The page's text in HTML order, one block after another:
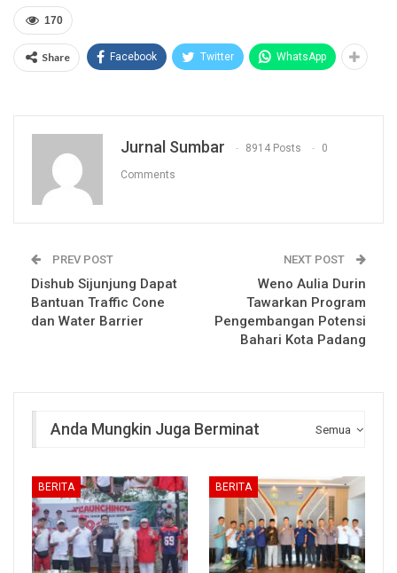
170
Share Facebook Twitter WhatsApp
Jurnal Sumbar 8914 Posts 0
Comments
PREV POST
Dishub Sijunjung Dapat
Bantuan Traffic Cone
dan Water Barrier
NEXT POST
Weno Aulia Durin
Tawarkan Program
Pengembangan Potensi
Bahari Kota Padang
Semua
Anda Mungkin Juga Berminat
BERITA BERITA